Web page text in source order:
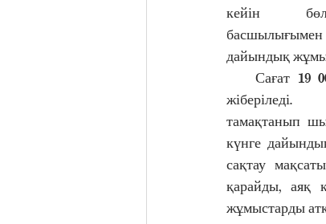
кейін
дайындық
    Сағат 19 00-де жеке құрам кешкі асқа
жіберіледі.
тамақтанып
күнге
сақтау
қарайды, аяқ
жұмыстарды